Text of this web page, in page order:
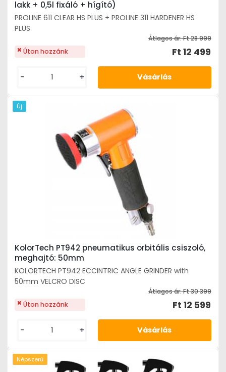
lakk + 0,5l fixáló + hígító)
PROLINE 611 CLEAR HS PLUS + PROLINE 311 HARDENER HS
PLUS
Átlagos ár:Ft 28 999
Ft 12 499
Úton hozzánk
- +
KolorTech PT942 pneumatikus orbitális csiszoló,
meghajtó: 50mm
KOLORTECH PT942 ECCINTRIC ANGLE GRINDER with
50mm VELCRO DISC
Átlagos ár:Ft 30 399
Ft 12 599
Úton hozzánk
- +
Új
Népszerű